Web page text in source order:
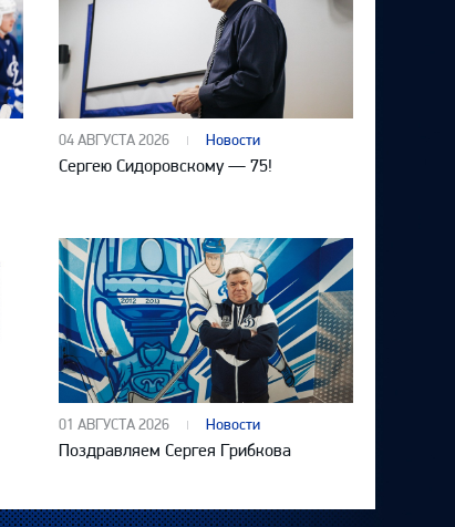
04 АВГУСТА 2026 Новости
Сергею Сидоровскому — 75!
01 АВГУСТА 2026 Новости
Поздравляем Сергея Грибкова